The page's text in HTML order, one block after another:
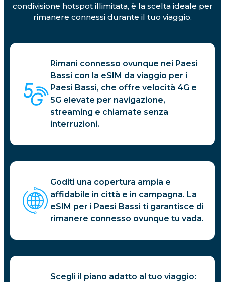
condivisione hotspot illimitata, è la scelta ideale per
rimanere connessi durante il tuo viaggio.
Rimani connesso ovunque nei Paesi
Bassi con la eSIM da viaggio per i
Paesi Bassi, che offre velocità 4G e
5G elevate per navigazione,
streaming e chiamate senza
interruzioni.
Goditi una copertura ampia e
affidabile in città e in campagna. La
eSIM per i Paesi Bassi ti garantisce di
rimanere connesso ovunque tu vada.
Scegli il piano adatto al tuo viaggio: